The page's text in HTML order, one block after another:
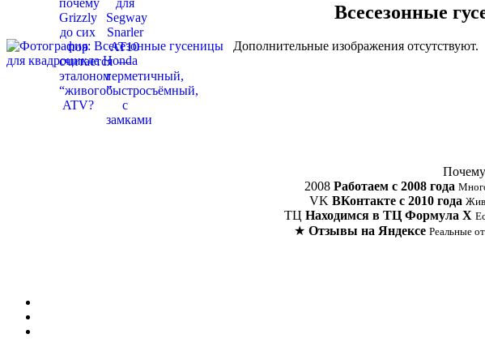
Всесезонные
Дополнительные изображения отсутствуют.
2008 Работаем с 2008 года
VK ВКонтакте с 2010 года
ТЦ Находимся в ТЦ Формула Х
★ Отзывы на Яндексе Реальные